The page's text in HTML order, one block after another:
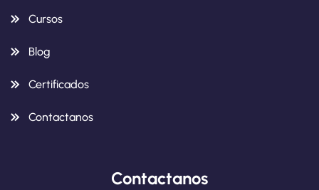
Cursos
Blog
Certificados
Contactanos
Contactanos